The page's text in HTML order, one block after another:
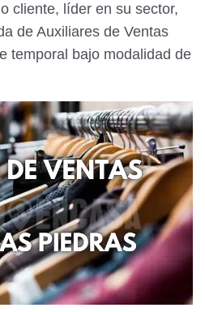
cliente, líder en su sector,
de Auxiliares de Ventas
temporal bajo modalidad de